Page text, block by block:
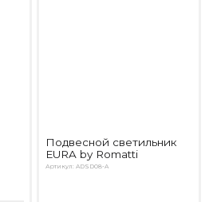
Подвесной светильник
EURA by Romatti
Артикул: ADSD08-A